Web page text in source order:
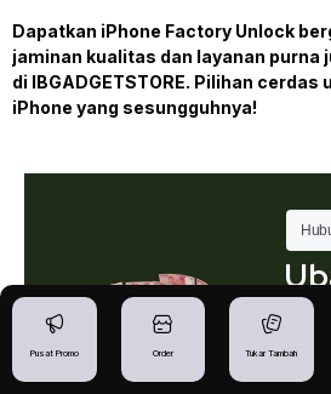
Dapatkan iPhone Factory Unlock
jaminan kualitas dan layanan purna
di IBGADGETSTORE. Pilihan
iPhone yang sesungguhnya!
Pusat Promo Order Tukar Tambah